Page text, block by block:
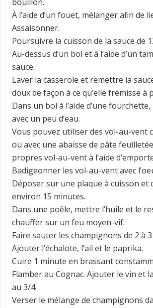
bouillon.
À l’aide d’un fouet, mélanger afin de
Assaisonner.
Poursuivre la cuisson de la sauce de
Au-dessus d’un bol et à l’aide d’un
sauce.
Laver la casserole et remettre la
doux de façon à ce qu’elle frémisse à
Dans un bol à l’aide d’une
avec un peu d’eau.
Vous pouvez utiliser des vol-au-vent
ou avec une abaisse de pâte
propres vol-au-vent à l’aide
Badigeonner les vol-au-vent avec
Déposer sur une plaque à cuisson et
environ 15 minutes.
Dans une poêle, mettre l’huile et le
chauffer sur un feu moyen-vif.
Faire sauter les champignons de 2 à
Ajouter l’échalote, l’ail et le paprika.
Cuire 1 minute en brassant
Flamber au Cognac. Ajouter le vin et
au 3/4.
Verser le mélange de champignons